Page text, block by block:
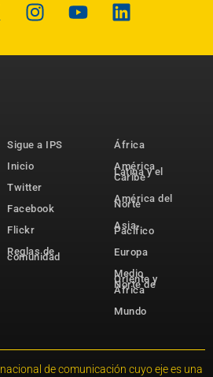
Sigue a IPS
Inicio
Twitter
Facebook
Flickr
Reglas de
comunidad
África
América
Latina y el
Caribe
América del
Norte
Asia-
Pacífico
Europa
Medio
Oriente y
Norte de
África
Mundo
de comunicación cuyo eje es una